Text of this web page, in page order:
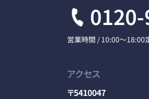
営業時間 / 10:00～18:00
アクセス
〒5410047